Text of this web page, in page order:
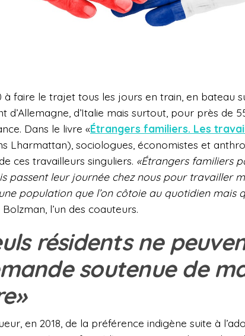
à faire le trajet tous les jours en train, en bateau
d’Allemagne, d’Italie mais surtout, pour près de
Dans le livre «Étrangers familiers. Les
Lharmattan), sociologues, économistes et
ces travailleurs singuliers. «Étrangers familiers
passent leur journée chez nous pour travailler
population que l’on côtoie au quotidien mais
l’un des coauteurs.
résidents ne
soutenue de
en 2018, de la préférence indigène suite à